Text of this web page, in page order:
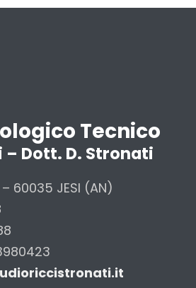
Tecnico
– Dott. D. Stronati
60035 JESI (AN)